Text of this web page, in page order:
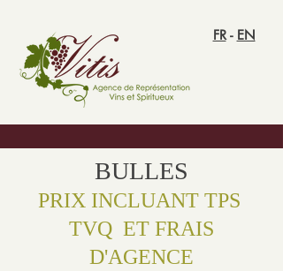
FR- EN
BULLES
PRIX INCLUANT TPS
TVQ ET FRAIS
D'AGENCE